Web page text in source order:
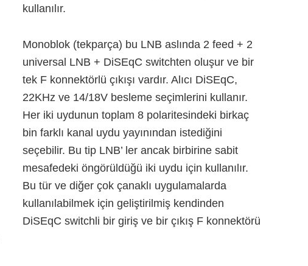
kullanılır.
Monoblok (tekparça) bu LNB aslında 2 feed + 2
universal LNB + DiSEqC switchten oluşur ve bir
tek F konnektörlü çıkışı vardır. Alıcı DiSEqC,
22KHz ve 14/18V besleme seçimlerini kullanır.
Her iki uydunun toplam 8 polaritesindeki birkaç
bin farklı kanal uydu yayınından istediğini
seçebilir. Bu tip LNB’ ler ancak birbirine sabit
mesafedeki öngörüldüğü iki uydu için kullanılır.
Bu tür ve diğer çok çanaklı uygulamalarda
kullanılabilmek için geliştirilmiş kendinden
DiSEqC switchli bir giriş ve bir çıkış F konnektörü